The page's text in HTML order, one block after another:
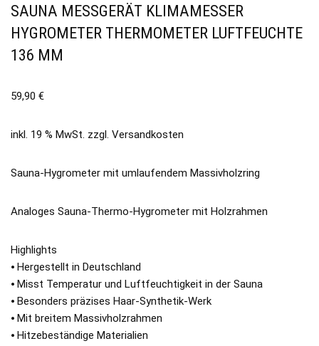
SAUNA MESSGERÄT KLIMAMESSER
HYGROMETER THERMOMETER LUFTFEUCHTE
136 MM
59,90 €
inkl. 19 % MwSt. zzgl. Versandkosten
Sauna-Hygrometer mit umlaufendem Massivholzring
Analoges Sauna-Thermo-Hygrometer mit Holzrahmen
Highlights
⦁ Hergestellt in Deutschland
⦁ Misst Temperatur und Luftfeuchtigkeit in der Sauna
⦁ Besonders präzises Haar-Synthetik-Werk
⦁ Mit breitem Massivholzrahmen
⦁ Hitzebeständige Materialien